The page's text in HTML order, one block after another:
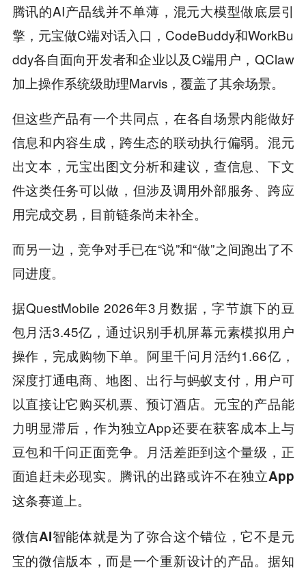
腾讯的AI产品线并不单薄，混元大模型做底层引
擎，元宝做C端对话入口，CodeBuddy和WorkBu
ddy各自面向开发者和企业以及C端用户，QClaw
加上操作系统级助理Marvis，覆盖了其余场景。
但这些产品有一个共同点，在各自场景内能做好
信息和内容生成，跨生态的联动执行偏弱。混元
出文本，元宝出图文分析和建议，查信息、下文
件这类任务可以做，但涉及调用外部服务、跨应
用完成交易，目前链条尚未补全。
而另一边，竞争对手已在“说”和“做”之间跑出了不
同进度。
据QuestMobile 2026年3月数据，字节旗下的豆
包月活3.45亿，通过识别手机屏幕元素模拟用户
操作，完成购物下单。阿里千问月活约1.66亿，
深度打通电商、地图、出行与蚂蚁支付，用户可
以直接让它购买机票、预订酒店。元宝的产品能
力明显滞后，作为独立App还要在获客成本上与
豆包和千问正面竞争。月活差距到这个量级，正
面追赶未必现实。 腾讯的出路或许不在独立App
这条赛道上。
微信AI智能体就是为了弥合这个错位 ，它不是元
宝的微信版本，而是一个重新设计的产品。据知